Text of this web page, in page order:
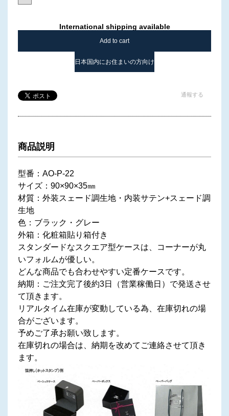
International shipping available
Add to cart
日本国内にお住まいの方向け
通報する
商品説明
型番：AO-P-22
サイズ：‎90×90×35㎜
材質：外装スェード調生地・内装サテン+スェード調
生地
色：ブラック・グレー
外箱：化粧箱貼り箱付き
スタンダードなスクエア型ケースは、コーナーが丸
いフォルムが優しい。
どんな商品でも合わせやすい定番ケースです。
納期：ご注文完了後約3日（営業稼働日）で発送させ
て頂きます。
リアルタイム在庫が変動している為、在庫切れの場
合がございます。
予めご了承お願い致します。
在庫切れの場合は、納期を改めてご連絡させて頂き
ます。